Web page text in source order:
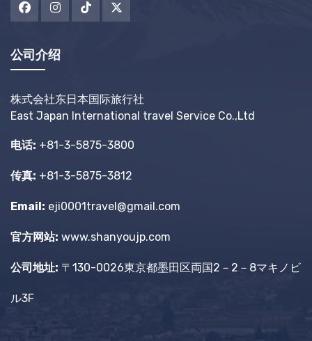
公司介绍
株式会社东日本国际旅行社
East Japan International travel Service Co.,Ltd
电话: +81-3-5875-3800
传真: +81-3-5875-3812
Email: eji0001travel@gmail.com
官方网站: www.shanyoujp.com
公司地址: 〒130-0026東京都墨田区両国2－2－8マキノビ
ル3F